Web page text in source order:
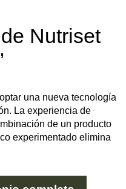
Nutriset
una nueva tecnología
La experiencia de
de un producto
experimentado elimina